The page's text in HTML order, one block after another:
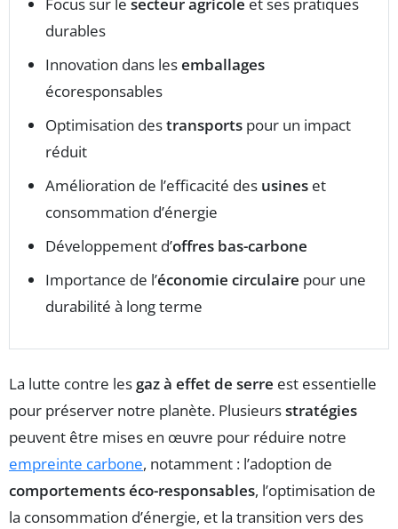
Focus sur le secteur agricole et ses pratiques
durables
Innovation dans lesemballages
écoresponsables
Optimisation destransports pour un impact
réduit
Amélioration de l’efficacité des usines et
consommation d’énergie
Développement d’offres bas-carbone
Importance de l’économie circulaire pour une
durabilité à long terme
La lutte contre les gaz à effet de serre est essentielle
pour préserver notre planète. Plusieursstratégies
peuvent être mises en œuvre pour réduire notre
empreinte carbone, notamment : l’adoption de
comportements éco-responsables, l’optimisation de
la consommation d’énergie, et la transition vers des